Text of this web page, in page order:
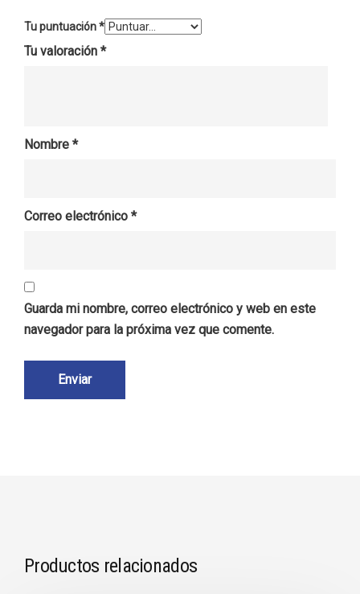
Tu puntuación*
Tu valoración *
Nombre *
Correo electrónico *
Guarda mi nombre, correo electrónico y web en este
navegador para la próxima vez que comente.
Productos relacionados